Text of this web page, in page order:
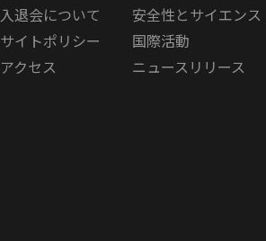
入退会について
サイトポリシー
アクセス
安全性とサイエンス
国際活動
ニュースリリース